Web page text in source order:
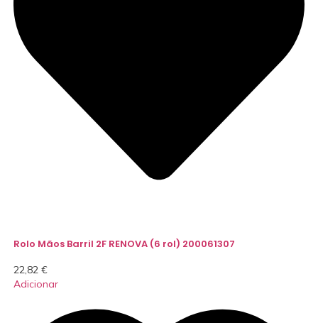
Rolo Mãos Barril 2F RENOVA (6 rol) 200061307
22,82 €
Adicionar